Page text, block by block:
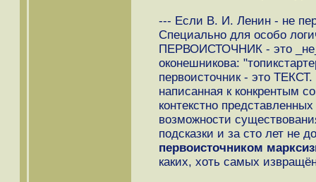
--- Если В. И. Ленин - не
Специально для особо
ПЕРВОИСТОЧНИК - это
оконешникова:
первоисточник - это
написанная к конкрентым
контекстно
возможности
подсказки и за сто лет не
первоисточником
каких, хоть самых